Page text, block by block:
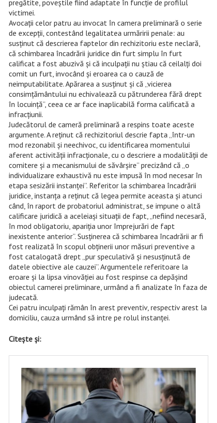
pregătite, poveștile fiind adaptate în funcție de profilul
victimei.
Avocații celor patru au invocat în camera preliminară o serie
de excepții, contestând legalitatea urmăririi penale: au
susținut că descrierea faptelor din rechizitoriu este neclară,
că schimbarea încadrării juridice din furt simplu în furt
calificat a fost abuzivă și că inculpații nu știau că ceilalți doi
comit un furt, invocând și eroarea ca o cauză de
neimputabilitate. Apărarea a susținut și că „vicierea
consimțământului nu echivalează cu pătrunderea fără drept
în locuință”, ceea ce ar face inaplicabilă forma calificată a
infracțiunii.
Judecătorul de cameră preliminară a respins toate aceste
argumente. A reținut că rechizitoriul descrie fapta „într-un
mod rezonabil și neechivoc, cu identificarea momentului
aferent activității infracționale, cu o descriere a modalității de
comitere și a mecanismului de săvârșire” precizând că „o
individualizare exhaustivă nu este impusă în mod necesar în
etapa sesizării instanței”. Referitor la schimbarea încadrării
juridice, instanța a reținut că legea permite aceasta și atunci
când, în raport de probatoriul administrat, se impune o altă
calificare juridică a aceleiași situații de fapt, „nefiind necesară,
în mod obligatoriu, apariția unor împrejurări de fapt
inexistente anterior”. Susținerea că schimbarea încadrării ar fi
fost realizată în scopul obținerii unor măsuri preventive a
fost catalogată drept „pur speculativă și nesusținută de
datele obiective ale cauzei”. Argumentele referitoare la
eroare și la lipsa vinovăției au fost respinse ca depășind
obiectul camerei preliminare, urmând a fi analizate în faza de
judecată.
Cei patru inculpați rămân în arest preventiv, respectiv arest la
domiciliu, cauza urmând să intre pe rolul instanței.
Citește și: